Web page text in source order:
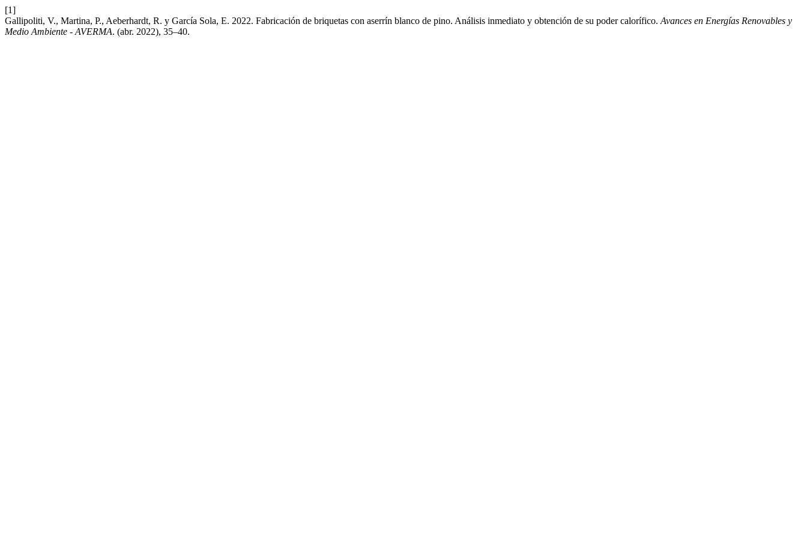
[1]
Gallipoliti, V., Martina, P., Aeberhardt, R. y García Sola, E. 2022. Fabricación de briquetas con aserrín blanco de pino. Análisis inmediato y obtención de su poder calorífico. Avances en Energías Renovables y
Medio Ambiente - AVERMA. (abr. 2022), 35–40.